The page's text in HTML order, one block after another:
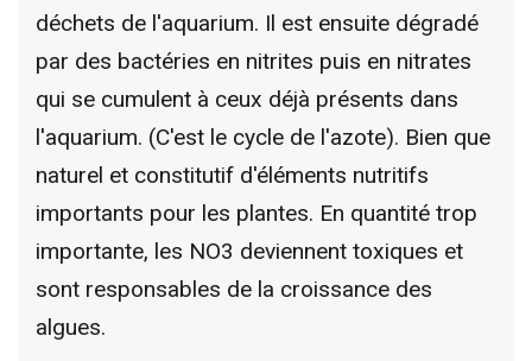
déchets de l'aquarium. Il est ensuite dégradé
par des bactéries en nitrites puis en nitrates
qui se cumulent à ceux déjà présents dans
l'aquarium. (C'est le cycle de l'azote). Bien que
naturel et constitutif d'éléments nutritifs
importants pour les plantes. En quantité trop
importante, les NO3 deviennent toxiques et
sont responsables de la croissance des
algues.